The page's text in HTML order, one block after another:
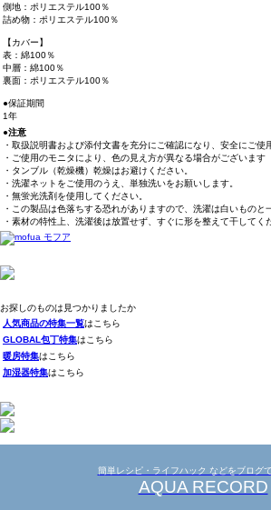
側地：ポリエステル100％
詰め物：ポリエステル100％
【カバー】
表：綿100％
中層：綿100％
裏面：ポリエステル100％
●保証期間
1年
●注意
・取扱説明書および添付文書を充分にご確認になり、安全にご使
・ご使用のモニタにより、色の見え方が異なる場合がございます
・タンブル（乾燥機）乾燥はお避けください。
・洗濯ネットをご使用のうえ、単独洗いをお願いします。
・無蛍光洗剤を使用してください。
・この製品は色落ちする恐れがありますので、洗濯は白いものと
・素材の特性上、洗濯後は放置せず、すぐに形を整えて干してく
お探しのものは見つかりましたか
人気商品の特集一覧はこちら
GLOBAL包丁特集はこちら
暖房特集はこちら
加湿器特集はこちら
簡単レシピ・ライフハック などをブログ
AQUA RECORD